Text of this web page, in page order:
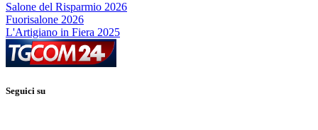
Salone del Risparmio 2026
Fuorisalone 2026
L'Artigiano in Fiera 2025
Seguici su